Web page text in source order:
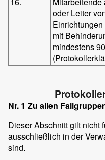
oder Leiter
mit
mindestens
Nr. 1 Zu allen
Dieser Abschnitt gilt nicht
ausschließlich in der
sind.